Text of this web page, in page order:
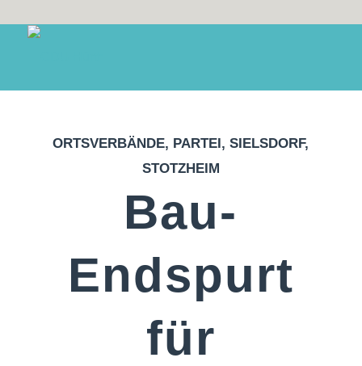
ORTSVERBÄNDE, PARTEI,SIELSDORF,
STOTZHEIM
Bau-
Endspurt
für